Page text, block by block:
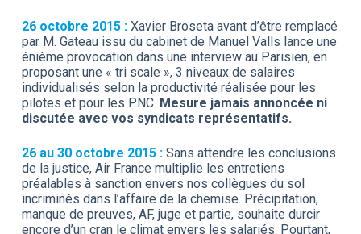
26 octobre 2015 :Xavier Broseta avant d’être remplacé
par M. Gateau issu du cabinet de Manuel Valls lance une
énième provocation dans une interview au Parisien, en
proposant une « tri scale », 3 niveaux de salaires
individualisés selon la productivité réalisée pour les
pilotes et pour les PNC. Mesure jamais annoncée ni
discutée avec vos syndicats représentatifs.
26 au 30 octobre 2015 :Sans attendre les conclusions
de la justice, Air France multiplie les entretiens
préalables à sanction envers nos collègues du sol
incriminés dans l’affaire de la chemise. Précipitation,
manque de preuves, AF, juge et partie, souhaite durcir
encore d’un cran le climat envers les salariés. Pourtant,